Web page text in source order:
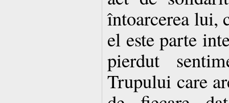
întoarcerea lui,
el este parte
pierdut
Trupului care